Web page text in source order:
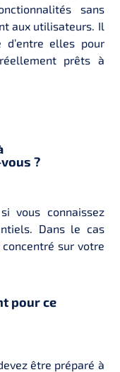
sans
aux utilisateurs. Il
d’entre elles pour
prêts à
?
vous connaissez
Dans le cas
sur votre
pour ce
être préparé à